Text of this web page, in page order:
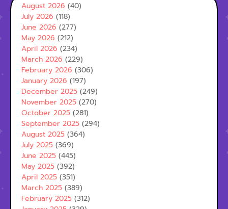
August 2026 (40)
July 2026 (118)
June 2026 (277)
May 2026 (212)
April 2026 (234)
March 2026 (229)
February 2026 (306)
January 2026 (197)
December 2025 (249)
November 2025 (270)
October 2025 (281)
September 2025 (294)
August 2025 (364)
July 2025 (369)
June 2025 (445)
May 2025 (392)
April 2025 (351)
March 2025 (389)
February 2025 (312)